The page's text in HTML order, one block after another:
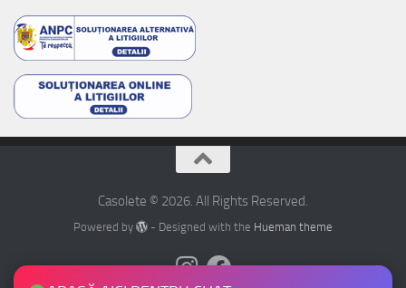
Casolete © 2026. All Rights Reserved.
Powered by - Designed with the Hueman theme